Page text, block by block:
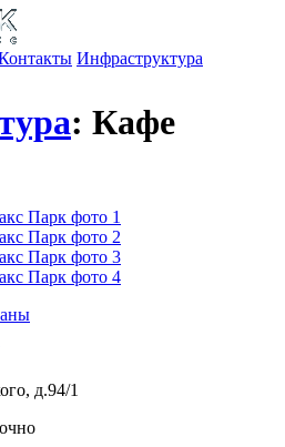
Инфраструктура
: Кафе
д.94/1